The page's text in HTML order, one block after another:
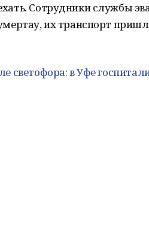
Сотрудники службы
их транспорт
светофора: в Уфе